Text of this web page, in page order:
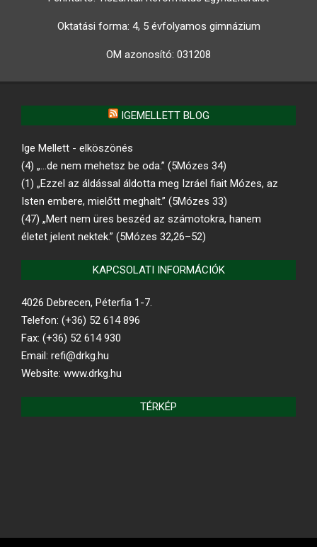
Oktatási forma: 4, 5 évfolyamos gimnázium
OM azonosító: 031208
IGEMELLETT BLOG
Ige Mellett - elköszönés
(4) „…de nem mehetsz be oda.” (5Mózes 34)
(1) „Ezzel az áldással áldotta meg Izráel fiait Mózes, az
Isten embere, mielőtt meghalt.” (5Mózes 33)
(47) „Mert nem üres beszéd az számotokra, hanem
életet jelent nektek.” (5Mózes 32,26–52)
KAPCSOLATI INFORMÁCIÓK
4026 Debrecen, Péterfia 1-7.
Telefon: (+36) 52 614 896
Fax: (+36) 52 614 930
Email: refi@drkg.hu
Website: www.drkg.hu
TÉRKÉP